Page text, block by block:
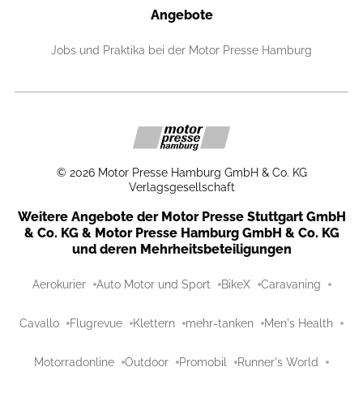
Angebote
Jobs und Praktika bei der Motor Presse Hamburg
© 2026 Motor Presse Hamburg GmbH & Co. KG
Verlagsgesellschaft
Weitere Angebote der Motor Presse Stuttgart GmbH
& Co. KG & Motor Presse Hamburg GmbH & Co. KG
und deren Mehrheitsbeteiligungen
Aerokurier Auto Motor und Sport BikeX Caravaning
Cavallo Flugrevue Klettern mehr-tanken Men's Health
Motorradonline Outdoor Promobil Runner's World